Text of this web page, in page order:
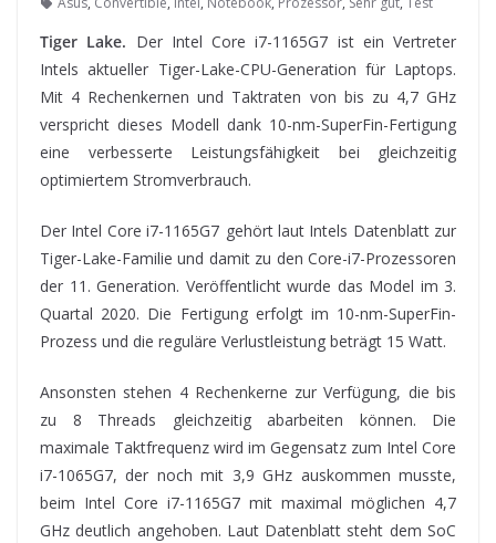
Tiger Lake. Der Intel Core i7-1165G7 ist ein Vertreter
Intels aktueller Tiger-Lake-CPU-Generation für Laptops.
Mit 4 Rechenkernen und Taktraten von bis zu 4,7 GHz
verspricht dieses Modell dank 10-nm-SuperFin-Fertigung
eine verbesserte Leistungsfähigkeit bei gleichzeitig
optimiertem Stromverbrauch.
Der Intel Core i7-1165G7 gehört laut Intels Datenblatt zur
Tiger-Lake-Familie und damit zu den Core-i7-Prozessoren
der 11. Generation. Veröffentlicht wurde das Model im 3.
Quartal 2020. Die Fertigung erfolgt im 10-nm-SuperFin-
Prozess und die reguläre Verlustleistung beträgt 15 Watt.
Ansonsten stehen 4 Rechenkerne zur Verfügung, die bis
zu 8 Threads gleichzeitig abarbeiten können. Die
maximale Taktfrequenz wird im Gegensatz zum Intel Core
i7-1065G7, der noch mit 3,9 GHz auskommen musste,
beim Intel Core i7-1165G7 mit maximal möglichen 4,7
GHz deutlich angehoben. Laut Datenblatt steht dem SoC